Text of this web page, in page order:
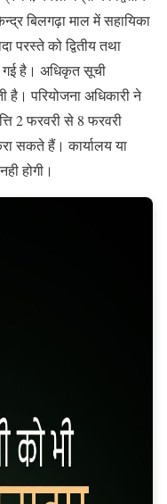
बिलगढ़ा माल में सहायिका
परस्ते को द्वितीय तथा
गई है। अधिकृत सूची
है। परियोजना अधिकारी ने
2 फरवरी से 8 फरवरी
सकते हैं। कार्यालय या
होगी।